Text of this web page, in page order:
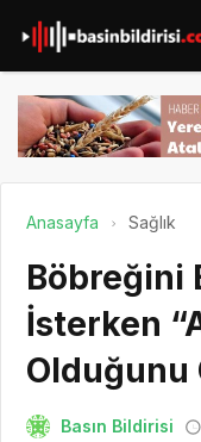
Anasayfa Sağlık
Böbreğini
İsterken
Olduğunu
Basın Bildirisi